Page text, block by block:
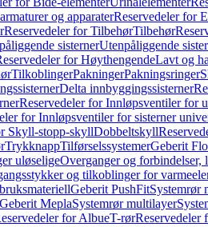
og apparaterReservedeler for
Reservedeler for TilbehørTilbehør
sisternerUtenpåliggende
for HøythengendeLavt og
TilkoblingerPakningerPakningsringer
Delta innbyggingssisterner
Reservedeler for Innløpsventiler for
for Innløpsventiler for sisterner
Skyll-stopp-skyllDobbeltskyll
TrykknappTilførselssystemerGeberit
uløseligeOverganger og forbindelser,
og tilkoblinger for
Geberit PushFitSystemrør
Geberit MeplaSystemrør multilayer
for AlbueT-rørReservedeler